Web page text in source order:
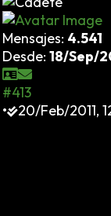
Mensajes: 4.541
Desde: 18/Sep/
#413
•
20/Feb/2011,